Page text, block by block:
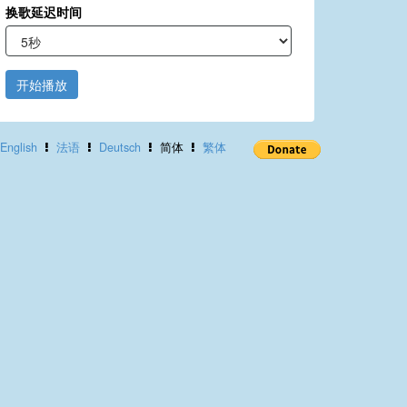
换歌延迟时间
开始播放
English 法语 Deutsch 简体 繁体